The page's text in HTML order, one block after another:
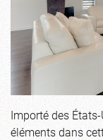
Importé des
éléments dans